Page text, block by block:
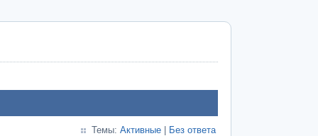
Темы: Активные Без ответа